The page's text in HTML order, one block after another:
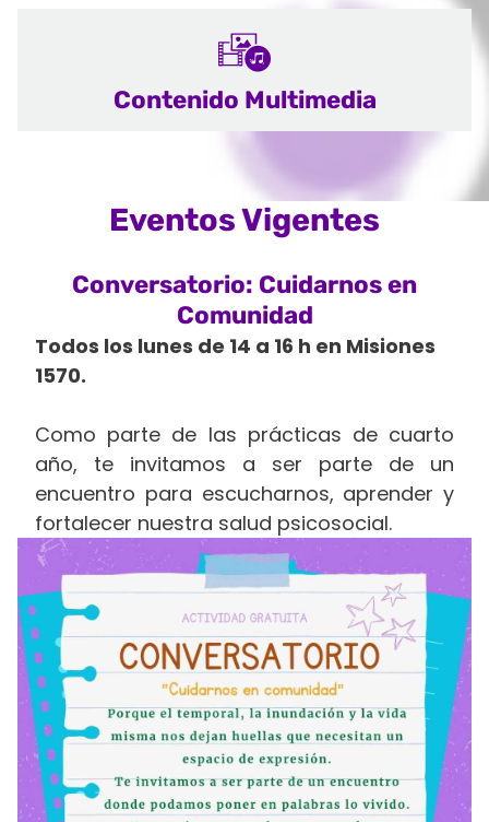
Contenido Multimedia
Eventos Vigentes
Conversatorio: Cuidarnos en
Comunidad
Todos los lunes de 14 a 16 h en Misiones
1570.
Como parte de las prácticas de cuarto
año, te invitamos a ser parte de un
encuentro para escucharnos, aprender y
fortalecer nuestra salud psicosocial.